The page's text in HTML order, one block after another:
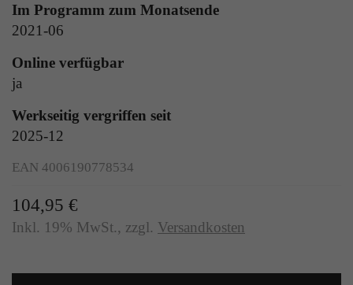
Im Programm zum Monatsende
2021-06
Online verfügbar
ja
Werkseitig vergriffen seit
2025-12
EAN 4006190778534
104,95 €
Inkl. 19% MwSt., zzgl. Versandkosten